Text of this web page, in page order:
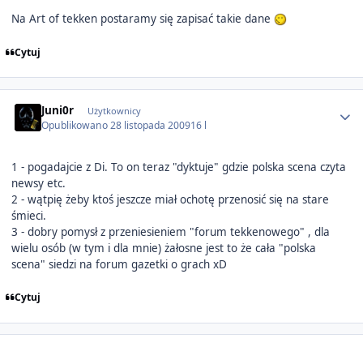
Na Art of tekken postaramy się zapisać takie dane
Cytuj
Juni0r Użytkownicy
Opublikowano28 listopada 200916 l
1 - pogadajcie z Di. To on teraz "dyktuje" gdzie polska scena czyta
newsy etc.
2 - wątpię żeby ktoś jeszcze miał ochotę przenosić się na stare
śmieci.
3 - dobry pomysł z przeniesieniem "forum tekkenowego" , dla
wielu osób (w tym i dla mnie) żałosne jest to że cała "polska
scena" siedzi na forum gazetki o grach xD
Cytuj